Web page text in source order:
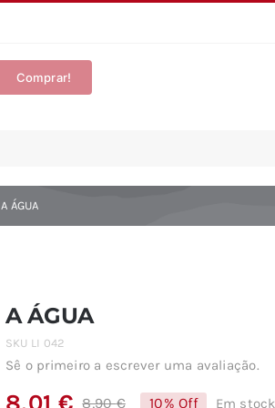
Comprar!
A ÁGUA
A ÁGUA
SKU LI 042
Sê o primeiro a escrever uma avaliação.
8,90€ 10% Off Em stock